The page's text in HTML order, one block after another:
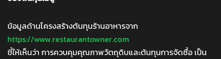
ข้อมูลด้านโครงสร้างต้นทุนร้านอาหารจาก
https://www.restaurantowner.com
ชี้ให้เห็นว่า การควบคุมคุณภาพวัตถุดิบและต้นทุนการจัดซื้อ เป็น